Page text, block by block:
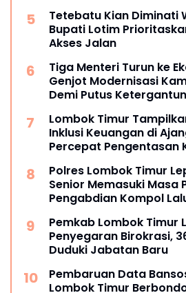
Tetebatu Kian Diminati
Bupati Lotim
Akses Jalan
Tiga Menteri Turun ke
Genjot Modernisasi
Demi Putus
Lombok Timur
Inklusi Keuangan di
Percepat Pengentasan
Polres Lombok Timur
Senior Memasuki Masa
Pengabdian Kompol
Pemkab Lombok Timur
Penyegaran Birokrasi,
Duduki Jabatan Baru
Pembaruan Data
Lombok Timur